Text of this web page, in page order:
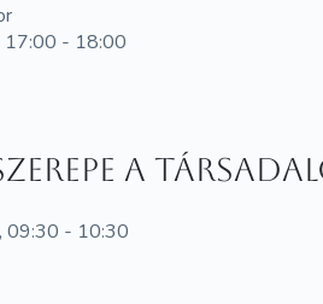
- 18:00
a
09:30 - 10:30